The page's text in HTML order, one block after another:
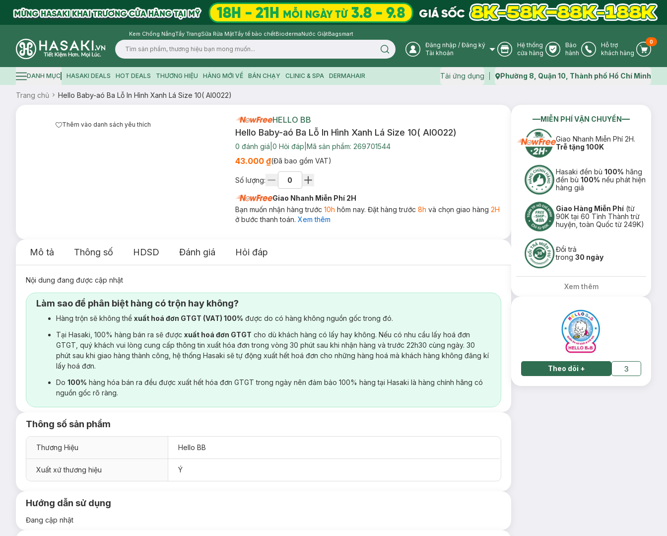
Kem Chống NắngTẩy TrangSữa Rửa MặtTẩy tế bào chếtBiodermaNước GiặtBagsmart
Logo
Search icon User Icon
Đăng nhập / Đăng ký
Tài khoản
Store Icon
Hệ thống
cửa hàng
Warranty Icon
Bảo
hành
Phone Icon
Hỗ trợ
khách hàng
Cart
0
Hamburger icon
DANH MỤC HASAKI DEALS HOT DEALS THƯƠNG HIỆU HÀNG MỚI VỀ BÁN CHẠY CLINIC & SPA DERMAHAIR Tải ứng dụng Map icon
Phường 8, Quận 10, Thành phố Hồ Chí Minh
Trang chủ Hello Baby-aó Ba Lỗ In Hình Xanh Lá Size 10( Al0022)
Thêm vào danh sách yêu thích HELLO BB
Hello Baby-aó Ba Lỗ In Hình Xanh Lá Size 10( Al0022)
0 đánh giá 0 Hỏi đáp Mã sản phẩm: 269701544
43.000 ₫(Đã bao gồm VAT)
Số lượng:
Giao Nhanh Miễn Phí 2H
Bạn muốn nhận hàng trước 10h hôm nay. Đặt hàng trước 8h và chọn giao hàng 2H
ở bước thanh toán. Xem thêm
Mô tả Thông số HDSD Đánh giá Hỏi đáp
Nội dung đang được cập nhật
Làm sao để phân biệt hàng có trộn hay không?
Hàng trộn sẽ không thể xuất hoá đơn GTGT (VAT) 100% được do có hàng không nguồn gốc trong đó.
Tại Hasaki, 100% hàng bán ra sẽ được xuất hoá đơn GTGT cho dù khách hàng có lấy hay không. Nếu có nhu cầu lấy hoá đơn
GTGT, quý khách vui lòng cung cấp thông tin xuất hóa đơn trong vòng 30 phút sau khi nhận hàng và trước 22h30 cùng ngày. 30
phút sau khi giao hàng thành công, hệ thống Hasaki sẽ tự động xuất hết hoá đơn cho những hàng hoá mà khách hàng không đăng kí
lấy hoá đơn.
Do 100% hàng hóa bán ra đều được xuất hết hóa đơn GTGT trong ngày nên đảm bảo 100% hàng tại Hasaki là hàng chính hãng có
nguồn gốc rõ ràng.
Thông số sản phẩm
Thương Hiệu Hello BB
Xuất xứ thương hiệu Ý
Hướng dẫn sử dụng
Đang cập nhật
MIỄN PHÍ VẬN CHUYỂN
Giao Nhanh Miễn Phí 2H.
Trễ tặng 100K
Hasaki đền bù100% hãng
đền bù100% nếu phát hiện
hàng giả
Giao Hàng Miễn Phí (từ
90K tại 60 Tỉnh Thành trừ
huyện, toàn Quốc từ 249K)
Đổi trả
trong30 ngày
Xem thêm
Theo dõi + 3